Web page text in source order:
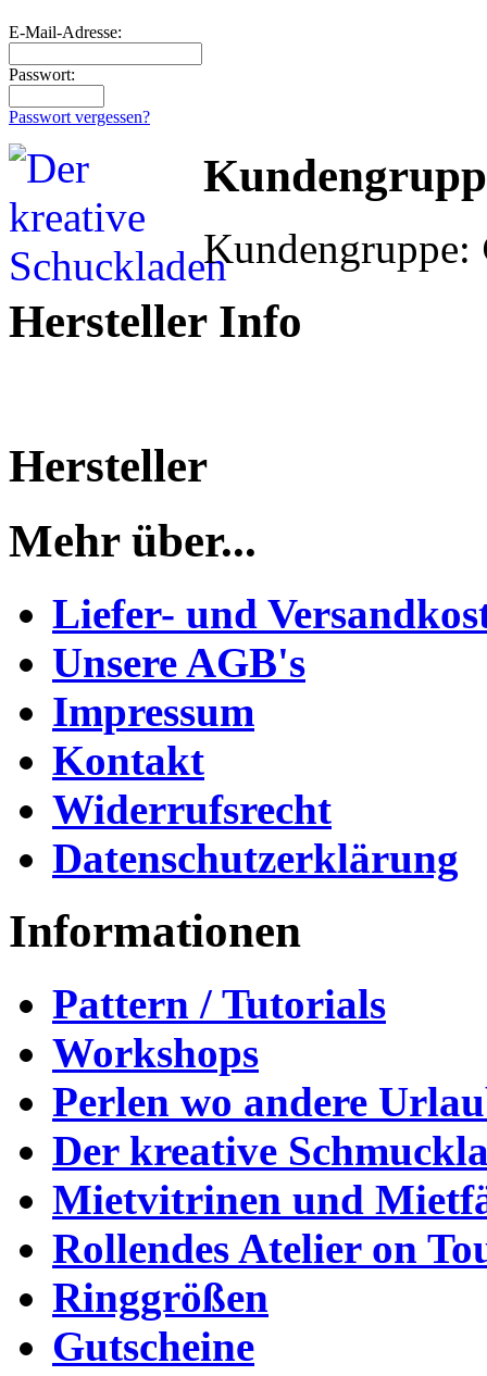
E-Mail-Adresse:
Passwort:
Passwort vergessen?
Kundengruppe:
Hersteller Info
Hersteller
Mehr über...
Liefer- und
Unsere AGB's
Impressum
Kontakt
Widerrufsrecht
Datenschutzerklärung
Informationen
Pattern / Tutorials
Workshops
Perlen wo andere
Der kreative
Mietvitrinen und
Rollendes Atelier on
Ringgrößen
Gutscheine